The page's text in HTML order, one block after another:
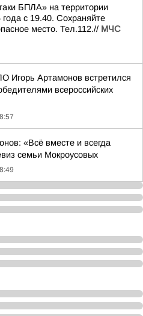
БПЛА» на территории
с 19.40. Сохраняйте
место. Тел.112.// МЧС
Игорь Артамонов встретился
всероссийских
«Всё вместе и всегда
семьи Мокроусовых